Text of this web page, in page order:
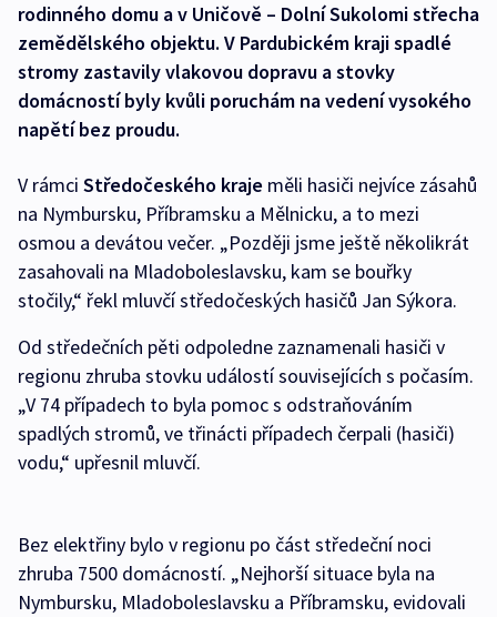
rodinného domu a v Uničově – Dolní Sukolomi střecha
zemědělského objektu. V Pardubickém kraji spadlé
stromy zastavily vlakovou dopravu a stovky
domácností byly kvůli poruchám na vedení vysokého
napětí bez proudu.
V rámci Středočeského kraje měli hasiči nejvíce zásahů
na Nymbursku, Příbramsku a Mělnicku, a to mezi
osmou a devátou večer. „Později jsme ještě několikrát
zasahovali na Mladoboleslavsku, kam se bouřky
stočily,“ řekl mluvčí středočeských hasičů Jan Sýkora.
Od středečních pěti odpoledne zaznamenali hasiči v
regionu zhruba stovku událostí souvisejících s počasím.
„V 74 případech to byla pomoc s odstraňováním
spadlých stromů, ve třinácti případech čerpali (hasiči)
vodu,“ upřesnil mluvčí.
Bez elektřiny bylo v regionu po část středeční noci
zhruba 7500 domácností. „Nejhorší situace byla na
Nymbursku, Mladoboleslavsku a Příbramsku, evidovali